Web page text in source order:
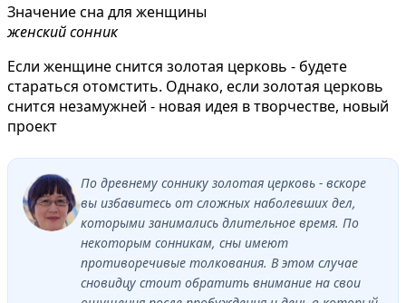
Значение сна для женщины
женский сонник
Если женщине снится золотая церковь - будете
стараться отомстить. Однако, если золотая церковь
снится незамужней - новая идея в творчестве, новый
проект
По древнему соннику золотая церковь - вскоре
вы избавитесь от сложных наболевших дел,
которыми занимались длительное время. По
некоторым сонникам, сны имеют
противоречивые толкования. В этом случае
сновидцу стоит обратить внимание на свои